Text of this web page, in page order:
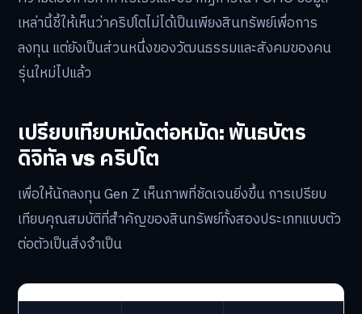
เหล่านี้ชี้ให้เห็นว่าคริปโตไม่ได้เป็นเพียงสินทรัพย์เพื่อการ
ลงทุน แต่ยังเป็นส่วนหนึ่งของวัฒนธรรมและสังคมของคน
รุ่นใหม่ไปแล้ว
เปรียบเทียบหมัดต่อหมัด: พันธบัตร
ดิจิทัล vs คริปโต
เพื่อให้นักลงทุน Gen Z เห็นภาพที่ชัดเจนยิ่งขึ้น การเปรียบ
เทียบคุณสมบัติที่สำคัญของสินทรัพย์ทั้งสองประเภทแบบตัว
ต่อตัวเป็นสิ่งจำเป็น